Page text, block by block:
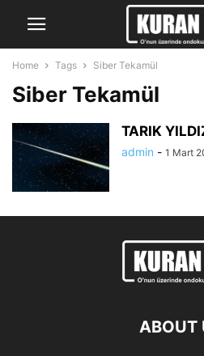
Home Tags Siber Tekamül
Siber Tekamül
TARIK
admin - 1 Mart
ABOUT